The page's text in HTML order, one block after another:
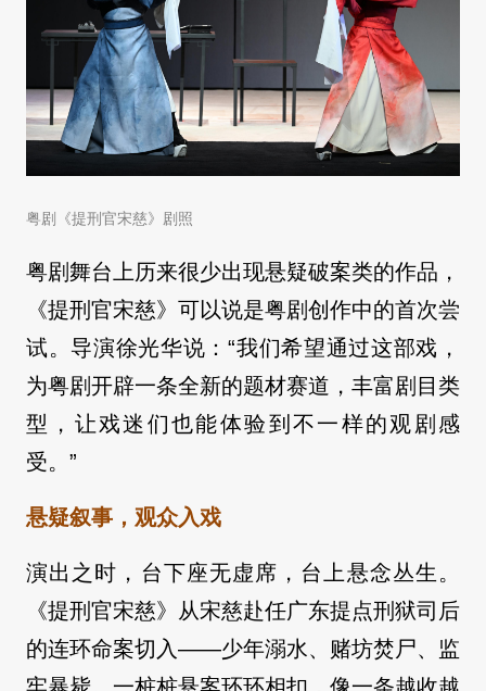
粤剧《提刑官宋慈》剧照
粤剧舞台上历来很少出现悬疑破案类的作品，
《提刑官宋慈》可以说是粤剧创作中的首次尝
试。导演徐光华说：“我们希望通过这部戏，
为粤剧开辟一条全新的题材赛道，丰富剧目类
型，让戏迷们也能体验到不一样的观剧感
受。”
悬疑叙事，观众入戏
演出之时，台下座无虚席，台上悬念丛生。
《提刑官宋慈》从宋慈赴任广东提点刑狱司后
的连环命案切入——少年溺水、赌坊焚尸、监